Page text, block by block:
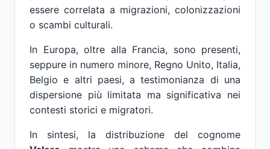
essere correlata a migrazioni, colonizzazioni
o scambi culturali.
In Europa, oltre alla Francia, sono presenti,
seppure in numero minore, Regno Unito, Italia,
Belgio e altri paesi, a testimonianza di una
dispersione più limitata ma significativa nei
contesti storici e migratori.
In sintesi, la distribuzione del cognome